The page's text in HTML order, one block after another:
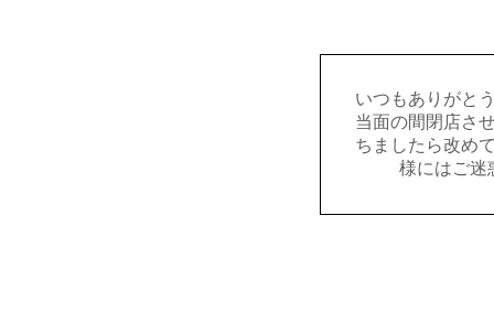
いつもありがと
当面の間閉店さ
ちましたら改め
様にはご迷